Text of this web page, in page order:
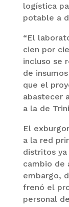
logística
potable a
“El
cien por
incluso se
de
que el
abastecer
a la de
El
a la red
distritos
cambio de
embargo,
frenó el
personal